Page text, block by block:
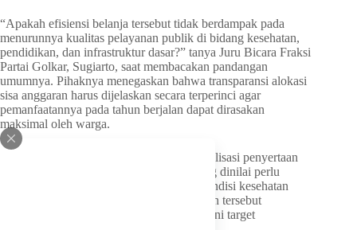
“Apakah efisiensi belanja tersebut tidak berdampak pada
menurunnya kualitas pelayanan publik di bidang kesehatan,
pendidikan, dan infrastruktur dasar?” tanya Juru Bicara Fraksi
Partai Golkar, Sugiarto, saat membacakan pandangan
umumnya. Pihaknya menegaskan bahwa transparansi alokasi
sisa anggaran harus dijelaskan secara terperinci agar
pemanfaatannya pada tahun berjalan dapat dirasakan
maksimal oleh warga.
Pihak legislatif juga menyoroti nihilnya realisasi penyertaan
modal pada badan usaha milik daerah yang dinilai perlu
menjadi perhatian serius tim anggaran. Kondisi kesehatan
manajemen internal perusahaan pelat merah tersebut
dipertanyakan karena berpotensi membebani target